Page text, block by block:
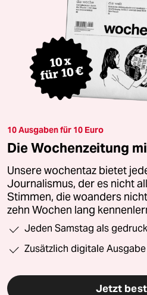
10 Ausgaben für 10 Euro
Die Wochenzeitung
Unsere wochentaz bietet
Journalismus, der es nicht
Stimmen, die woanders
zehn Wochen lang
Jeden Samstag als
Zusätzlich digitale
Jetzt